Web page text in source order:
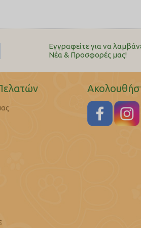
Εγγραφείτε για να
Nέα & Προσφορές μας!